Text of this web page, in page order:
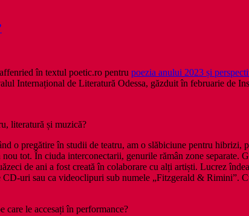
în textul poetic.ro pentru poezia anului 2023 și
Internațional de Literatură Odessa, găzduit în februarie de
literatură și muzică?
o pregătire în studii de teatru, am o slăbiciune pentru
tot. În ciuda interconectarii, genurile rămân zone separate.
de ani a fost creată în colaborare cu alți artiști. Lucrez
uri sau ca videoclipuri sub numele „Fitzgerald & Rimini”.
care le accesați în performance?